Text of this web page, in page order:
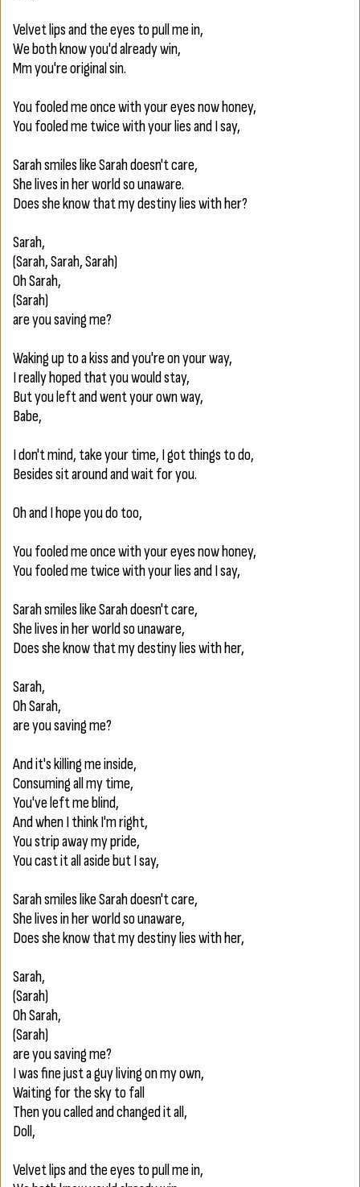
Velvet lips and the eyes to pull me in,
We both know you'd already win,
Mm you're original sin.
You fooled me once with your eyes now honey,
You fooled me twice with your lies and I say,
Sarah smiles like Sarah doesn't care,
She lives in her world so unaware.
Does she know that my destiny lies with her?
Sarah,
(Sarah, Sarah, Sarah)
Oh Sarah,
(Sarah)
are you saving me?
Waking up to a kiss and you're on your way,
I really hoped that you would stay,
But you left and went your own way,
Babe,
I don't mind, take your time, I got things to do,
Besides sit around and wait for you.
Oh and I hope you do too,
You fooled me once with your eyes now honey,
You fooled me twice with your lies and I say,
Sarah smiles like Sarah doesn't care,
She lives in her world so unaware,
Does she know that my destiny lies with her,
Sarah,
Oh Sarah,
are you saving me?
And it's killing me inside,
Consuming all my time,
You've left me blind,
And when I think I'm right,
You strip away my pride,
You cast it all aside but I say,
Sarah smiles like Sarah doesn't care,
She lives in her world so unaware,
Does she know that my destiny lies with her,
Sarah,
(Sarah)
Oh Sarah,
(Sarah)
are you saving me?
I was fine just a guy living on my own,
Waiting for the sky to fall
Then you called and changed it all,
Doll,
Velvet lips and the eyes to pull me in,